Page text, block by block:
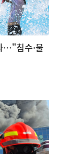
…"침수·물